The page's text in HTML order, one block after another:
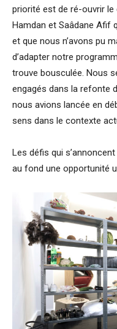
priorité est de ré-ouvrir
Hamdan et Saâdane Afif
et que nous n’avons pu
d’adapter notre
trouve bousculée. Nous
engagés dans la refonte
nous avions lancée en
sens dans le contexte
Les défis qui
au fond une opportunité